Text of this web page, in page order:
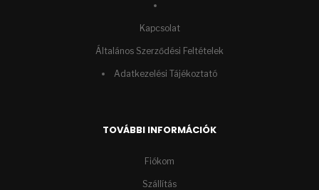
Kapcsolat
Általános Szerződési Feltételek
Adatkezelési Tájékoztató
TOVÁBBI INFORMÁCIÓK
Fiókom
Szállítás